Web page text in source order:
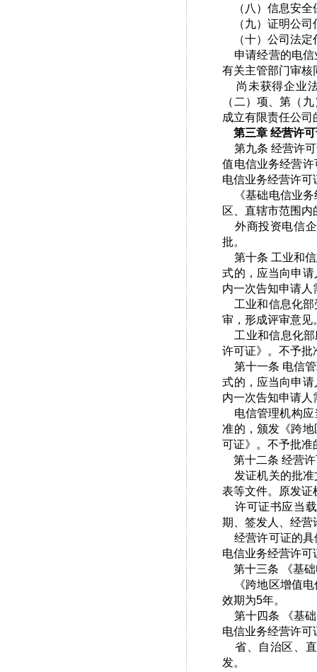
（八）信息安全
（九）证明公司
（十）公司法定
申请经营的电信
有关主管部门审核
尚未获得企业
（二）项、第（
成立有限责任公
第三章 经营许
第九条 经营许可
值电信业务经营
电信业务经营许可
《基础电信业务
区、直辖市范围
外商投资电信企
批。
第十条 工业和信
式的，应当向申
内一次告知申请
工业和信息化部
审，形成评审意见
工业和信息化部
许可证》。不予批
第十一条 电信管
式的，应当向申
内一次告知申请
电信管理机构应
准的，颁发《跨
可证》。不予批准
第十二条 经营许
发证机关的批准
表等文件。原发证
许可证书应当载
期、签发人、经营
经营许可证的具
电信业务经营许
第十三条 《基础
《跨地区增值电
效期为5年。
第十四条 《基础
电信业务经营许
省、自治区、直
发。